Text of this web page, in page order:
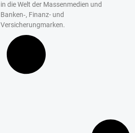
in die Welt der Massenmedien und
Banken‑, Finanz- und
Versicherungmarken.